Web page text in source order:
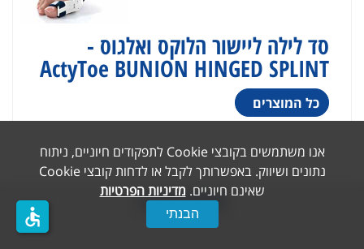
אנו משתמשים בקובצי Cookie לתפקודים חיוניים, ניתוח
נתונים ושיווק. באפשרותך לקבל או לדחות קובצי Cookie
שאינם חיוניים. מדיניות הפרטיות
הבנתי
סד לילה ליישור הלוקס ואלגוס -
ActyToe BUNION HINGED SPLINT
כל המוצרים
שותפים עסקיים
accessible